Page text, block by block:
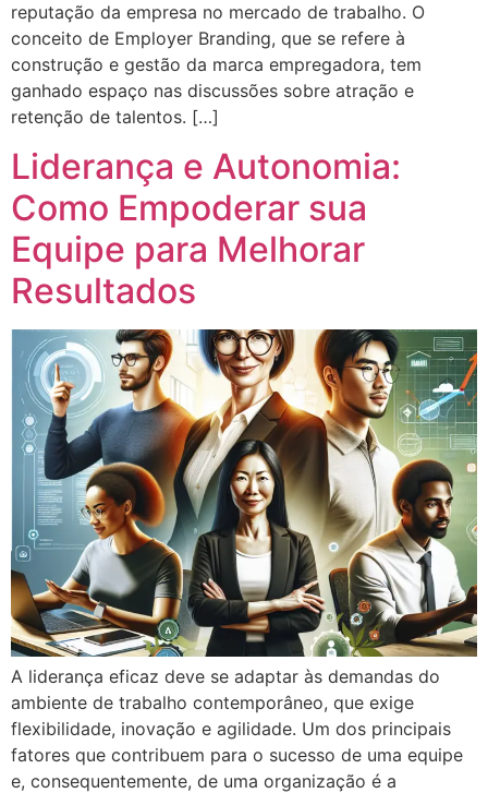
reputação da empresa no mercado de trabalho. O
conceito de Employer Branding, que se refere à
construção e gestão da marca empregadora, tem
ganhado espaço nas discussões sobre atração e
retenção de talentos. […]
Liderança e Autonomia:
Como Empoderar sua
Equipe para Melhorar
Resultados
A liderança eficaz deve se adaptar às demandas do
ambiente de trabalho contemporâneo, que exige
flexibilidade, inovação e agilidade. Um dos principais
fatores que contribuem para o sucesso de uma equipe
e, consequentemente, de uma organização é a